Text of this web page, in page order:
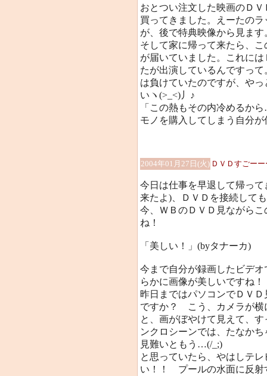
おとつい注文した映画のＤ
買ってきました。えーたの
が、後で特典映像から見ま
そして家に帰って来たら、
が届いていました。これに
たが出演しているんですっ
は負けていたのですが、や
いヽ(>_<)丿♪
「この熱もその内冷めるか
モノを購入してしまう自分
2004年01月27日(火) ＤＶＤすごー
今日は仕事を早退して帰っ
来たよ)、ＤＶＤを接続して
今、ＷＢのＤＶＤ見ながら
ね！
「美しい！」(byタナーカ)
今まで自分が録画したビデ
らかに画像が美しいですね
昨日まではパソコンでＤＶ
ですか？ こう、カメラが横
と、画がぼやけて見えて、
ンクロシーンでは、たなか
見難いともう…(/_;)
と思っていたら、やはしテ
い！！ プールの水面に反射